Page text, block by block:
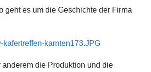
geht es um die Geschichte der Firma
anderem die Produktion und die